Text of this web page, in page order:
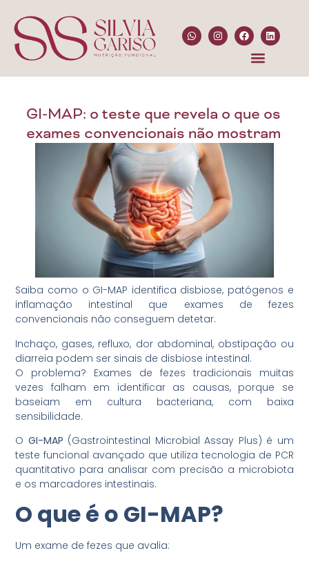
GI-MAP: o teste que revela o que os
exames convencionais não mostram
Saiba como o GI-MAP identifica disbiose, patógenos e
inflamação intestinal que exames de fezes
convencionais não conseguem detetar.
Inchaço, gases, refluxo, dor abdominal, obstipação ou
diarreia podem ser sinais de disbiose intestinal.
O problema? Exames de fezes tradicionais muitas
vezes falham em identificar as causas, porque se
baseiam em cultura bacteriana, com baixa
sensibilidade.
O GI-MAP (Gastrointestinal Microbial Assay Plus) é um
teste funcional avançado que utiliza tecnologia de PCR
quantitativo para analisar com precisão a microbiota
e os marcadores intestinais.
O que é o GI-MAP?
Um exame de fezes que avalia: